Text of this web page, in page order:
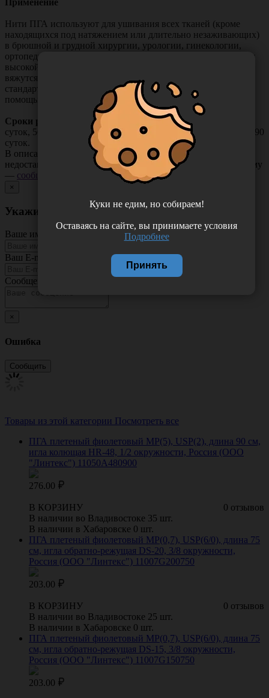
Нити ПГА используют для ушивания всех тканей (кроме
находящихся под натяжением или длительно незаживающих)
в брюшной и грудной хирургии, урологии, гинекологии,
ортопедии и пластической хирургии. Нити ПГА отличаются
высокой прочностью и очень хорошей гибкостью, легко
вяжутся хирургическими узлами с использованием
стандартной мануальной техники завязывания, а также с
помощью инструментов.
Сроки рассасывания: потеря прочности: 30% - через 14
суток, 50% - через 21 сутки; полное рассасывание - через 60-90
суток.
В описании товара могут иметь место неточности или
недостающая информация. Если вы заметили такую проблему
— сообщите нам
×
Укажите неточность в описании товара
Ваше имя
Ваш E-mail
Сообщение
×
Ошибка
Товары из этой категории Посмотреть все
ПГА плетеный фиолетовый МР(5), USP(2), длина 90 см,
игла колющая HR-48, 1/2 окружности, Россия (ООО
"Линтекс") 11050A480900
276.00
0 отзывов
В КОРЗИНУ
В наличии во Владивостоке 35 шт.
В наличии в Хабаровске 0 шт.
ПГА плетеный фиолетовый МР(0,7), USP(6/0), длина 75
см, игла обратно-режущая DS-20, 3/8 окружности,
Россия (ООО "Линтекс") 11007G200750
203.00
0 отзывов
В КОРЗИНУ
В наличии во Владивостоке 25 шт.
В наличии в Хабаровске 0 шт.
ПГА плетеный фиолетовый МР(0,7), USP(6/0), длина 75
см, игла обратно-режущая DS-15, 3/8 окружности,
Россия (ООО "Линтекс") 11007G150750
203.00
Куки не едим, но собираем!
Оставаясь на сайте, вы принимаете условия
Подробнее
Принять